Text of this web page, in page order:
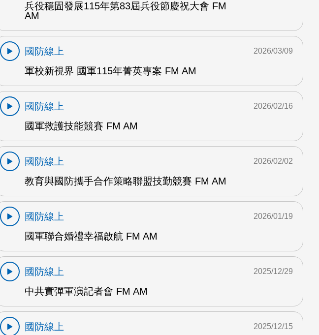
兵役穩固發展115年第83屆兵役節慶祝大會 FM
AM
國防線上
軍校新視界 國軍115年菁英專案 FM AM
2026/03/09
國防線上
國軍救護技能競賽 FM AM
2026/02/16
國防線上
教育與國防攜手合作策略聯盟技勤競賽 FM AM
2026/02/02
國防線上
國軍聯合婚禮幸福啟航 FM AM
2026/01/19
國防線上
中共實彈軍演記者會 FM AM
2025/12/29
國防線上
2025/12/15